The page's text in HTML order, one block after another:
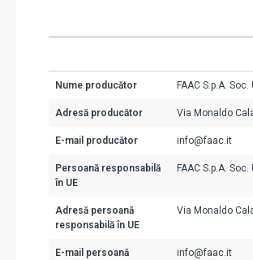
Nume producător FAAC S.p.A.
Adresă producător Via Monaldo
E-mail producător info@faac.it
Persoană responsabilă
în UE
FAAC S.p.A.
Adresă persoană
responsabilă în UE
Via Monaldo
E-mail persoană
info@faac.it